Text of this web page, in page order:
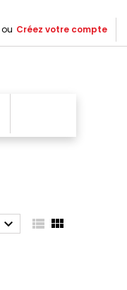
ou Créez votre compte
  